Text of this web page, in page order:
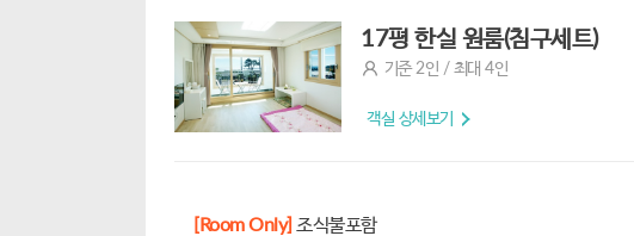
17평 한실 원룸(침구세트)
기준 2인 / 최대 4인
객실 상세보기
[Room Only] 조식불포함